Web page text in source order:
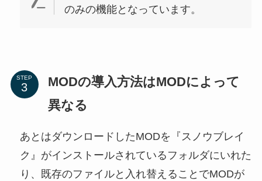
のみの機能となっています。
STEP
MODの導入方法はMODによって
異なる
あとはダウンロードしたMODを『スノウブレイ
ク』がインストールされているフォルダにいれた
り、既存のファイルと入れ替えることでMODが